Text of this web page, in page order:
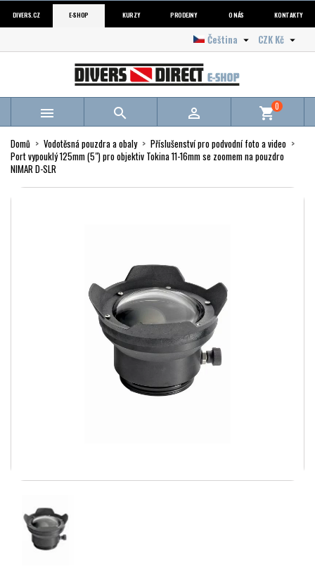
DIVERS.CZ E-SHOP KURZY PRODEJNY O NÁS KONTAKTY
CZK Kč 
Čeština 
   shopping_cart0
Domů Vodotěsná pouzdra a obaly
Příslušenství pro podvodní foto a video
Port vypouklý 125mm (5") pro objektiv Tokina 11-16mm se zoomem na pouzdro
NIMAR D-SLR